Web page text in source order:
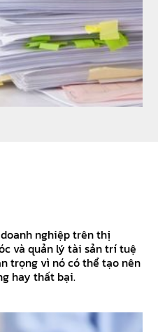
nghiệp trên thị
và quản lý tài sản trí tuệ
trọng vì nó có thể tạo nên
hay thất bại.